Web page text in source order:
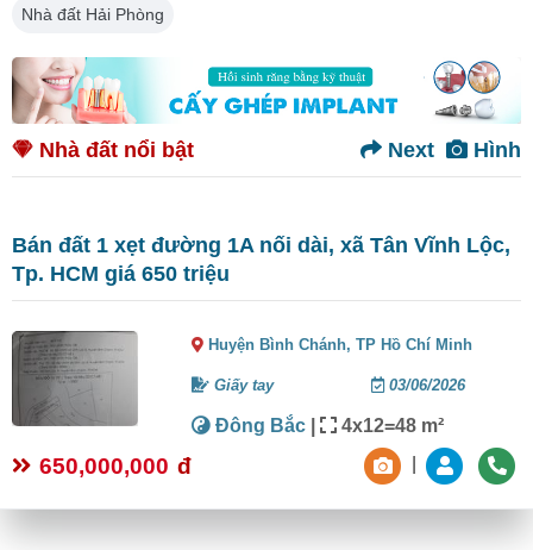
Nhà đất Hải Phòng
Nhà đất nổi bật Hình
Next
Bán đất 1 xẹt đường 1A nối dài, xã Tân Vĩnh Lộc,
Tp. HCM giá 650 triệu
Huyện Bình Chánh,TP Hồ Chí Minh
Giấy tay 03/06/2026
Đông Bắc | 4x12=48 m²
650,000,000 đ